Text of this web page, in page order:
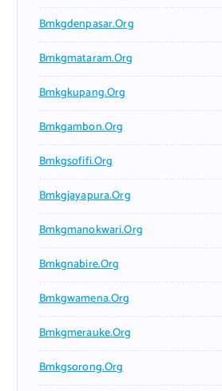
Bmkgdenpasar.org
Bmkgmataram.org
Bmkgkupang.org
Bmkgambon.org
Bmkgsofifi.org
Bmkgjayapura.org
Bmkgmanokwari.org
Bmkgnabire.org
Bmkgwamena.org
Bmkgmerauke.org
Bmkgsorong.org